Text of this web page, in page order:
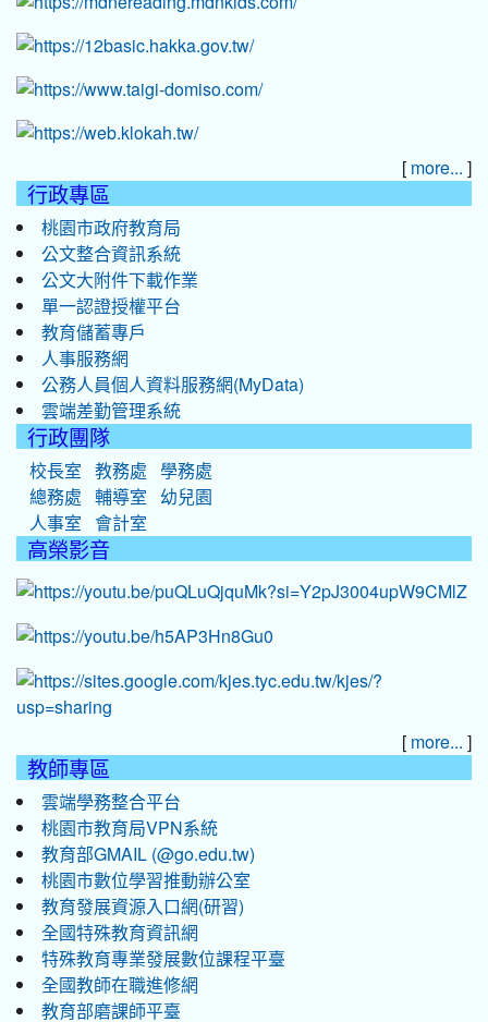
[ more... ]
行政專區
桃園市政府教育局
公文整合資訊系統
公文大附件下載作業
單一認證授權平台
教育儲蓄專戶
人事服務網
公務人員個人資料服務網(MyData)
雲端差勤管理系統
行政團隊
校長室 教務處
學務處
總務處
輔導室
幼兒園
人事室
會計室
高榮影音
[ more... ]
教師專區
雲端學務整合平台
桃園市教育局VPN系統
教育部GMAIL (@go.edu.tw)
桃園市數位學習推動辦公室
教育發展資源入口網(研習)
全國特殊教育資訊網
特殊教育專業發展數位課程平臺
全國教師在職進修網
教育部磨課師平臺